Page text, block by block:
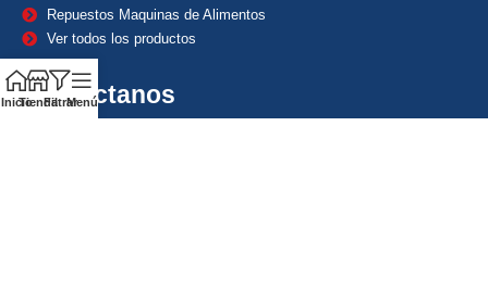
Repuestos Maquinas de Alimentos
Ver todos los productos
Contáctanos
InicioTiendaFiltrarMenú